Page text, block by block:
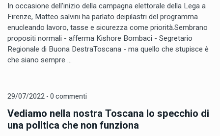
In occasione dell'inizio della campagna elettorale della Lega a
Firenze, Matteo salvini ha parlato deipilastri del programma
enucleando lavoro, tasse e sicurezza come priorità.Sembrano
propositi normali - afferma Kishore Bombaci - Segretario
Regionale di Buona DestraToscana - ma quello che stupisce è
che siano sempre ...
29/07/2022 - 0 commenti
Vediamo nella nostra Toscana lo specchio di
una politica che non funziona